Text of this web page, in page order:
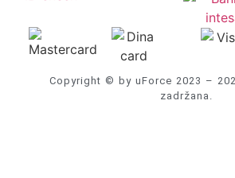
Copyright © by uForce 2023 –
zadržana.